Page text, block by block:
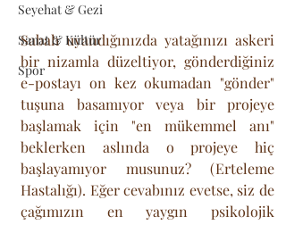
Seyehat & Gezi
Sanat & Kültür
Spor
Sabah uyandığınızda yatağınızı askeri
bir nizamla düzeltiyor, gönderdiğiniz
e-postayı on kez okumadan "gönder"
tuşuna basamıyor veya bir projeye
başlamak için "en mükemmel anı"
beklerken aslında o projeye hiç
başlayamıyor musunuz? (Erteleme
Hastalığı). Eğer cevabınız evetse, siz de
çağımızın en yaygın psikolojik